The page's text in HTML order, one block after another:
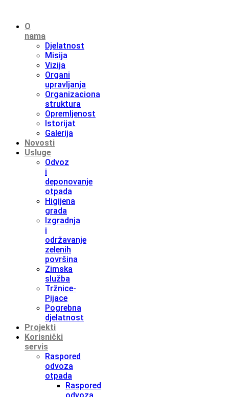
O
nama
Djelatnost
Misija
Vizija
Organi
upravljanja
Organizaciona
struktura
Opremljenost
Istorijat
Galerija
Novosti
Usluge
Odvoz
i
deponovanje
otpada
Higijena
grada
Izgradnja
i
održavanje
zelenih
površina
Zimska
služba
Tržnice-
Pijace
Pogrebna
djelatnost
Projekti
Korisnički
servis
Raspored
odvoza
otpada
Raspored